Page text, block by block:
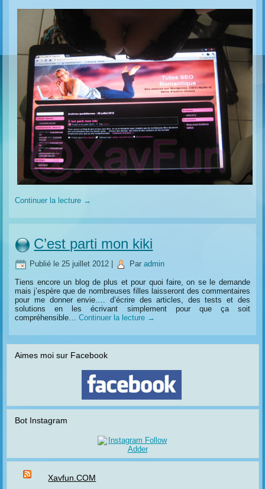
Continuer la lecture →
C’est parti mon kiki
Publié le 25 juillet 2012 Par admin
Tiens encore un blog de plus et pour quoi faire, on se le demande
mais j’espère que de nombreuses filles laisseront des commentaires
pour me donner envie…. d’écrire des articles, des tests et des
solutions en les écrivant simplement pour que ça soit
compréhensible…Continuer la lecture →
Aimes moi sur Facebook
Bot Instagram
Xavfun.COM